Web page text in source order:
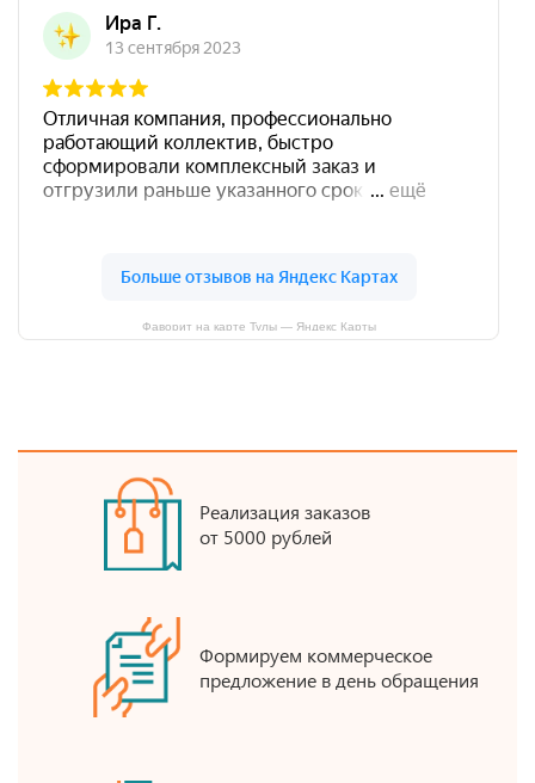
Фаворит на карте Тулы — Яндекс Карты
Реализация заказов
от 5000 рублей
Формируем коммерческое
предложение в день обращения